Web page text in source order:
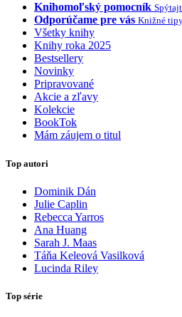
Knihomoľský pomocník
Odporúčame pre vás Knižné
Všetky knihy
Knihy roka 2025
Bestsellery
Novinky
Pripravované
Akcie a zľavy
Kolekcie
BookTok
Mám záujem o titul
Top autori
Dominik Dán
Julie Caplin
Rebecca Yarros
Ana Huang
Sarah J. Maas
Táňa Keleová Vasilková
Lucinda Riley
Top série